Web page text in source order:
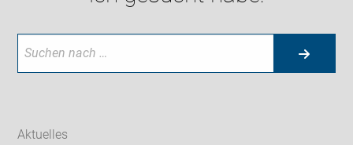
Aktuelles